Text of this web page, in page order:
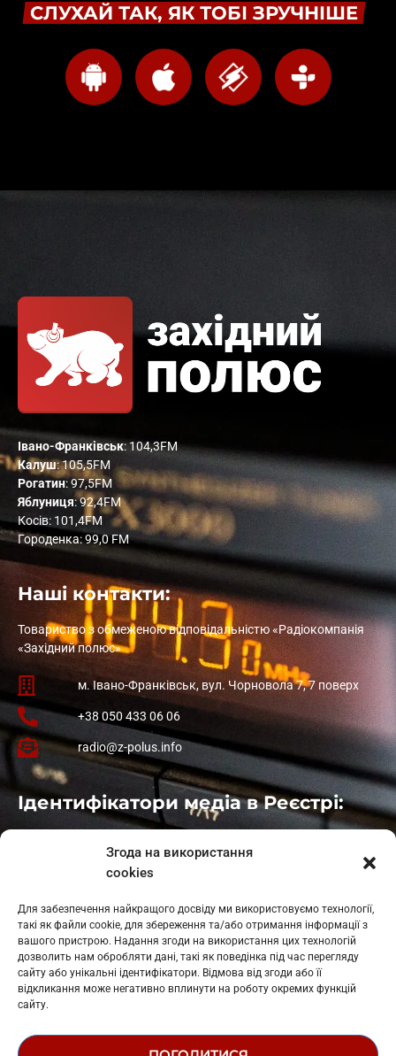
Згода на використання
cookies
Для забезпечення найкращого досвіду ми використовуємо технології,
такі як файли cookie, для збереження та/або отримання інформації з
вашого пристрою. Надання згоди на використання цих технологій
дозволить нам обробляти дані, такі як поведінка під час перегляду
сайту або унікальні ідентифікатори. Відмова від згоди або її
відкликання може негативно вплинути на роботу окремих функцій
сайту.
СЛУХАЙ ТАК, ЯК ТОБІ ЗРУЧНІШЕ
Івано-Франківськ: 104,3FM
Калуш: 105,5FM
Рогатин: 97,5FM
Яблуниця: 92,4FM
Косів: 101,4FM
Городенка: 99,0 FM
Наші контакти:
Товариство з обмеженою відповідальністю «Радіокомпанія
«Західний полюс»
м. Івано-Франківськ, вул. Чорновола 7, 7 поверх
+38 050 433 06 06
radio@z-polus.info
Ідентифікатори медіа в Реєстрі:
: L11-01410
: L11-01801
Косів: L11-01805
Гарасимів: L11-02274